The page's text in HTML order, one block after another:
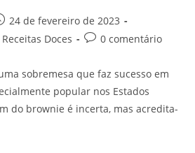
24 de fevereiro de 2023
Receitas Doces 0 comentário
sobremesa que faz sucesso em
popular nos Estados
do brownie é incerta, mas acredita-